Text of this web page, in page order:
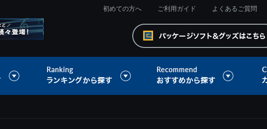
初めての方へ ご利用ガイド よくあるご質問